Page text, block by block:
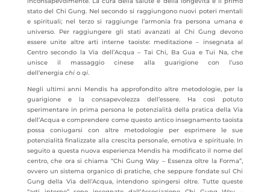
stato del Chi Gung. Nel secondo si raggiungono nuovi poteri mentali
e spirituali; nel terzo si raggiunge l’armonia fra persona umana e
universo. Per raggiungere gli stati avanzati al Chi Gung devono
essere unite altre arti interne taoiste: meditazione – insegnata al
Centro secondo la Via dell’Acqua – Tai Chi, Ba Gua e Tui Na, che
unisce il massaggio cinese alla guarigione con l’uso
dell’energia chio qi.
Negli ultimi anni Mendis ha approfondito altre metodologie, per la
guarigione e la consapevolezza dell’essere. Ha così potuto
sperimentare in prima persona le potenzialità della pratica della Via
dell’Acqua e comprendere come questo antico insegnamento taoista
possa coniugarsi con altre metodologie per esprimere le sue
potenzialità finalizzate alla crescita personale, emotiva e spirituale. In
seguito a questa nuova esperienza Mendis ha modificato il nome del
centro, che ora si chiama “Chi Gung Way – Essenza oltre la Forma”,
ovvero un sistema organico di pratiche, che seppure fondate sul Chi
Gung della Via dell’Acqua, intendono spingersi oltre. Tutte queste